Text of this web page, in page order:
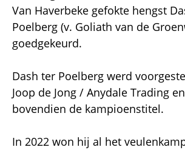
Van Haverbeke gefokte hengst
Poelberg (v. Goliath van de
goedgekeurd.
Dash ter Poelberg werd
Joop de Jong / Anydale Trading
bovendien de kampioenstitel.
In 2022 won hij al het